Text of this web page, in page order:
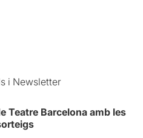
i Newsletter
Teatre Barcelona amb les